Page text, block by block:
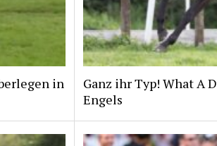
in
Ganz ihr Typ! What A
Engels